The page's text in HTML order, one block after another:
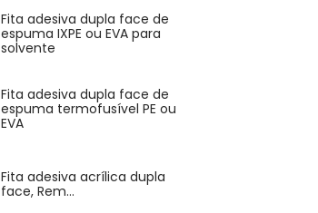
Fita adesiva dupla face de
espuma IXPE ou EVA para
solvente
Fita adesiva dupla face de
espuma termofusível PE ou
EVA
Fita adesiva acrílica dupla
face, Rem...